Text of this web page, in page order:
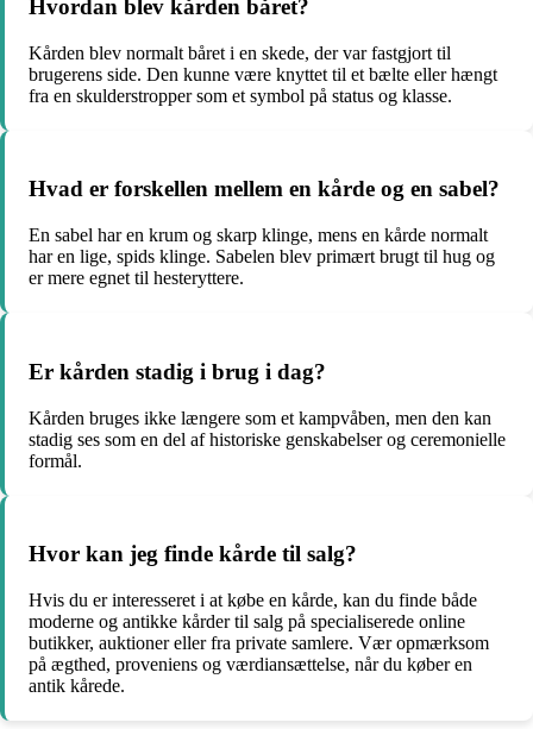
Hvordan blev kården båret?
Kården blev normalt båret i en skede, der var fastgjort til
brugerens side. Den kunne være knyttet til et bælte eller hængt
fra en skulderstropper som et symbol på status og klasse.
Hvad er forskellen mellem en kårde og en sabel?
En sabel har en krum og skarp klinge, mens en kårde normalt
har en lige, spids klinge. Sabelen blev primært brugt til hug og
er mere egnet til hesteryttere.
Er kården stadig i brug i dag?
Kården bruges ikke længere som et kampvåben, men den kan
stadig ses som en del af historiske genskabelser og ceremonielle
formål.
Hvor kan jeg finde kårde til salg?
Hvis du er interesseret i at købe en kårde, kan du finde både
moderne og antikke kårder til salg på specialiserede online
butikker, auktioner eller fra private samlere. Vær opmærksom
på ægthed, proveniens og værdiansættelse, når du køber en
antik kårede.